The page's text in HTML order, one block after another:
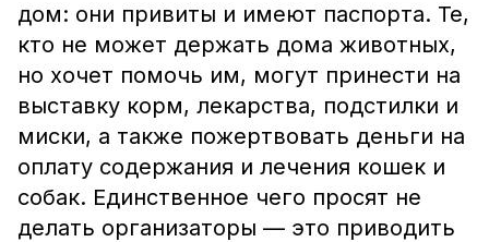
дом: они привиты и имеют паспорта. Те,
кто не может держать дома животных,
но хочет помочь им, могут принести на
выставку корм, лекарства, подстилки и
миски, а также пожертвовать деньги на
оплату содержания и лечения кошек и
собак. Единственное чего просят не
делать организаторы — это приводить